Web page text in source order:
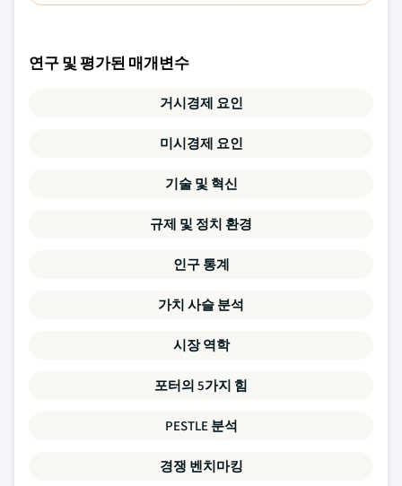
연구 및 평가된 매개변수
거시경제 요인
미시경제 요인
기술 및 혁신
규제 및 정치 환경
인구 통계
가치 사슬 분석
시장 역학
포터의 5가지 힘
PESTLE 분석
경쟁 벤치마킹